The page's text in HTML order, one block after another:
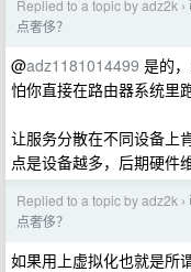
Replied to a topic by adz2k ›
点奢侈？
@adz1181014499 是的
怕你直接在路由器系统里
让服务分散在不同设备上
点是设备越多，后期硬件
Replied to a topic by adz2k ›
点奢侈？
如果用上虚拟化也就是所